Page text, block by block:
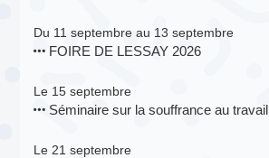
Du 11 septembre au 13 septembre
FOIRE DE LESSAY 2026
Le 15 septembre
Séminaire sur la souffrance au travail
Le 21 septembre